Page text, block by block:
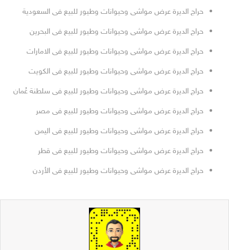
حراج الديرة عرض مواشى وحيوانات وطيور للبيع فى السعودية
حراج الديرة عرض مواشى وحيوانات وطيور للبيع فى البحرين
حراج الديرة عرض مواشى وحيوانات وطيور للبيع فى الامارات
حراج الديرة عرض مواشى وحيوانات وطيور للبيع فى الكويت
حراج الديرة عرض مواشى وحيوانات وطيور للبيع فى سلطنة عُمان
حراج الديرة عرض مواشى وحيوانات وطيور للبيع فى مصر
حراج الديرة عرض مواشى وحيوانات وطيور للبيع فى اليمن
حراج الديرة عرض مواشى وحيوانات وطيور للبيع فى قطر
حراج الديرة عرض مواشى وحيوانات وطيور للبيع فى الأردن